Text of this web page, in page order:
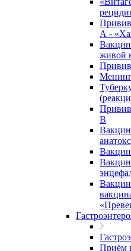
А -
живой
В
Приём